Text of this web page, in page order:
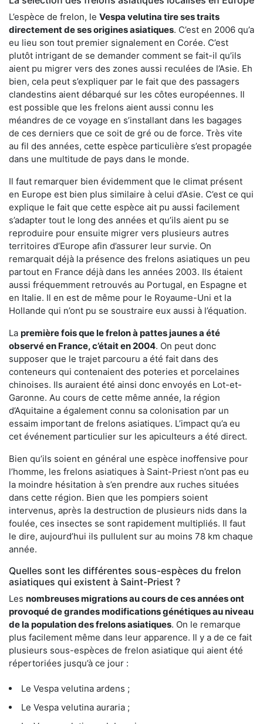
L’espèce de frelon, le Vespa velutina tire ses traits
directement de ses origines asiatiques. C’est en 2006 qu’a
eu lieu son tout premier signalement en Corée. C’est
plutôt intrigant de se demander comment se fait-il qu’ils
aient pu migrer vers des zones aussi reculées de l’Asie. Eh
bien, cela peut s’expliquer par le fait que des passagers
clandestins aient débarqué sur les côtes européennes. Il
est possible que les frelons aient aussi connu les
méandres de ce voyage en s’installant dans les bagages
de ces derniers que ce soit de gré ou de force. Très vite
au fil des années, cette espèce particulière s’est propagée
dans une multitude de pays dans le monde.
Il faut remarquer bien évidemment que le climat présent
en Europe est bien plus similaire à celui d’Asie. C’est ce qui
explique le fait que cette espèce ait pu aussi facilement
s’adapter tout le long des années et qu’ils aient pu se
reproduire pour ensuite migrer vers plusieurs autres
territoires d’Europe afin d’assurer leur survie. On
remarquait déjà la présence des frelons asiatiques un peu
partout en France déjà dans les années 2003. Ils étaient
aussi fréquemment retrouvés au Portugal, en Espagne et
en Italie. Il en est de même pour le Royaume-Uni et la
Hollande qui n’ont pu se soustraire eux aussi à l’équation.
La première fois que le frelon à pattes jaunes a été
observé en France, c’était en 2004. On peut donc
supposer que le trajet parcouru a été fait dans des
conteneurs qui contenaient des poteries et porcelaines
chinoises. Ils auraient été ainsi donc envoyés en Lot-et-
Garonne. Au cours de cette même année, la région
d’Aquitaine a également connu sa colonisation par un
essaim important de frelons asiatiques. L’impact qu’a eu
cet événement particulier sur les apiculteurs a été direct.
Bien qu’ils soient en général une espèce inoffensive pour
l’homme, les frelons asiatiques à Saint-Priest n’ont pas eu
la moindre hésitation à s’en prendre aux ruches situées
dans cette région. Bien que les pompiers soient
intervenus, après la destruction de plusieurs nids dans la
foulée, ces insectes se sont rapidement multipliés. Il faut
le dire, aujourd’hui ils pullulent sur au moins 78 km chaque
année.
Quelles sont les différentes sous-espèces du frelon
asiatiques qui existent à Saint-Priest ?
Les nombreuses migrations au cours de ces années ont
provoqué de grandes modifications génétiques au niveau
de la population des frelons asiatiques. On le remarque
plus facilement même dans leur apparence. Il y a de ce fait
plusieurs sous-espèces de frelon asiatique qui aient été
répertoriées jusqu’à ce jour :
Le Vespa velutina ardens ;
Le Vespa velutina auraria ;